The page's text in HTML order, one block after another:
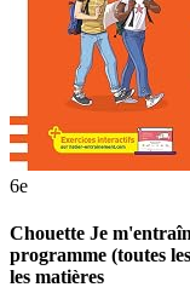
6e
Chouette Je
programme (toutes
les matières